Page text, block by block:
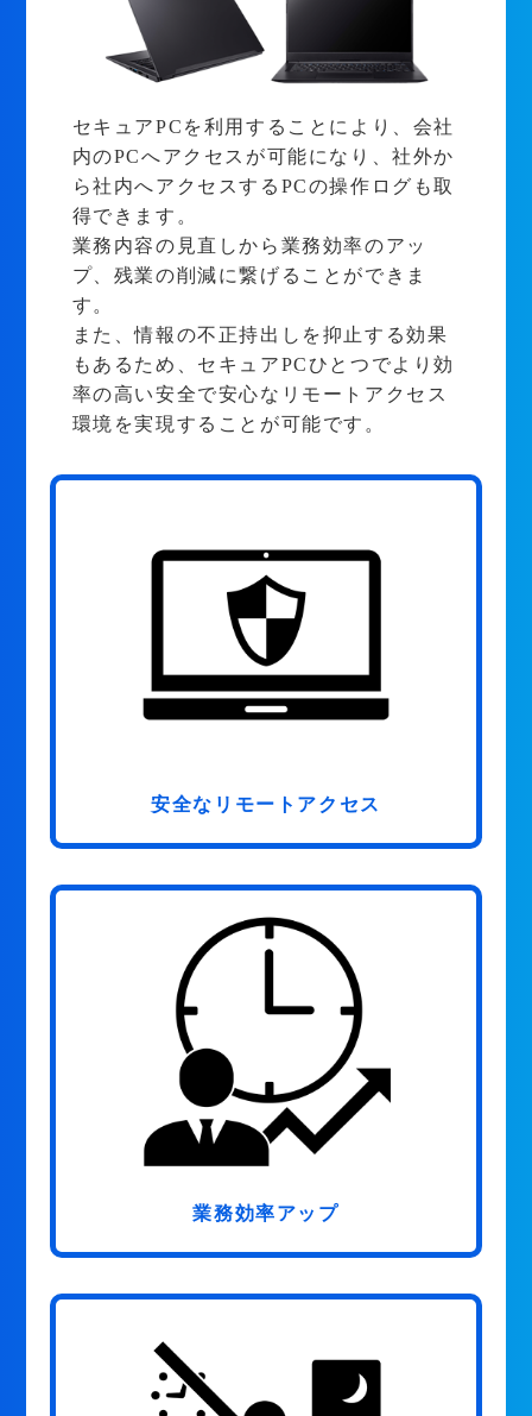
セキュアPCを利用することにより、会社
内のPCへアクセスが可能になり、社外か
ら社内へアクセスするPCの操作ログも取
得できます。
業務内容の見直しから業務効率のアッ
プ、残業の削減に繋げることができま
す。
また、情報の不正持出しを抑止する効果
もあるため、セキュアPCひとつでより効
率の高い安全で安心なリモートアクセス
環境を実現することが可能です。
安全なリモートアクセス
業務効率アップ